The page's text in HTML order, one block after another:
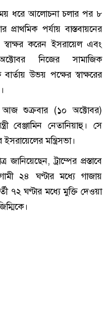
ধরে আলোচনা চলার পর ৮
প্রাথমিক পর্যায় বাস্তবায়নের
স্বাক্ষর করেন ইসরায়েল এবং
নিজের সামাজিক
উভয় পক্ষের স্বাক্ষরের
আজ শুক্রবার (১০ অক্টোবর)
বেঞ্জামিন নেতানিয়াহু। সে
মন্ত্রিসভা।
ট্রাম্পের প্রস্তাবে
২৪ ঘণ্টার মধ্যে গাজায়
৭২ ঘণ্টার মধ্যে মুক্তি দেওয়া